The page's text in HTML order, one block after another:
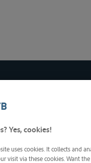
Yes, cookies!
uses cookies. It collects and
visit via these cookies. Want